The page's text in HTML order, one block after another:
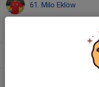
61. Milo Eklöw